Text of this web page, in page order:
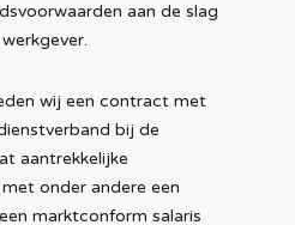
aan de slag
wij een contract met
bij de
aantrekkelijke
onder andere een
marktconform salaris